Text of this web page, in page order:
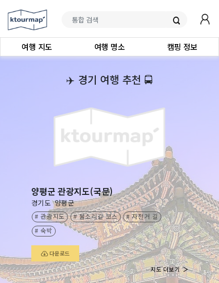
여행 지도 여행 명소 캠핑 정보
‍✈️ 경기 여행 추천 🚍
양평군 관광지도(국문)
경기도 양평군
# 관광지도 # 물소리길 코스
# 자전거 길
# 숙박
다운로드
지도 더보기